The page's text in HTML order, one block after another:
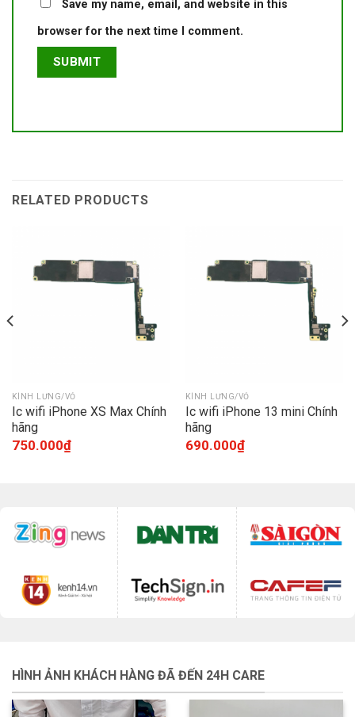
Save my name, email, and website in this
browser for the next time I comment.
RELATED PRODUCTS
KÍNH LƯNG/VỎ
Ic wifi iPhone XS Max Chính
hãng
750.000₫
KÍNH LƯNG/VỎ
Ic wifi iPhone 13 mini Chính
hãng
690.000₫
HÌNH ẢNH KHÁCH HÀNG ĐÃ ĐẾN 24H CARE